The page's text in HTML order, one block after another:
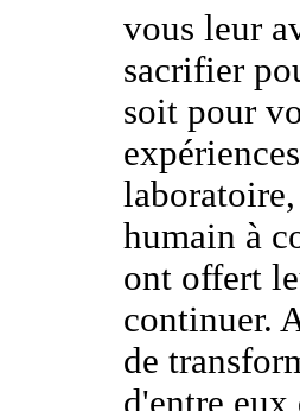
vous leur
sacrifier
soit pour
humain à
ont offert
continuer.
de
d'entre